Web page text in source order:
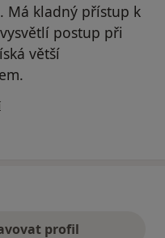
Má kladný přístup k
postup při
větší
Jarda
profil